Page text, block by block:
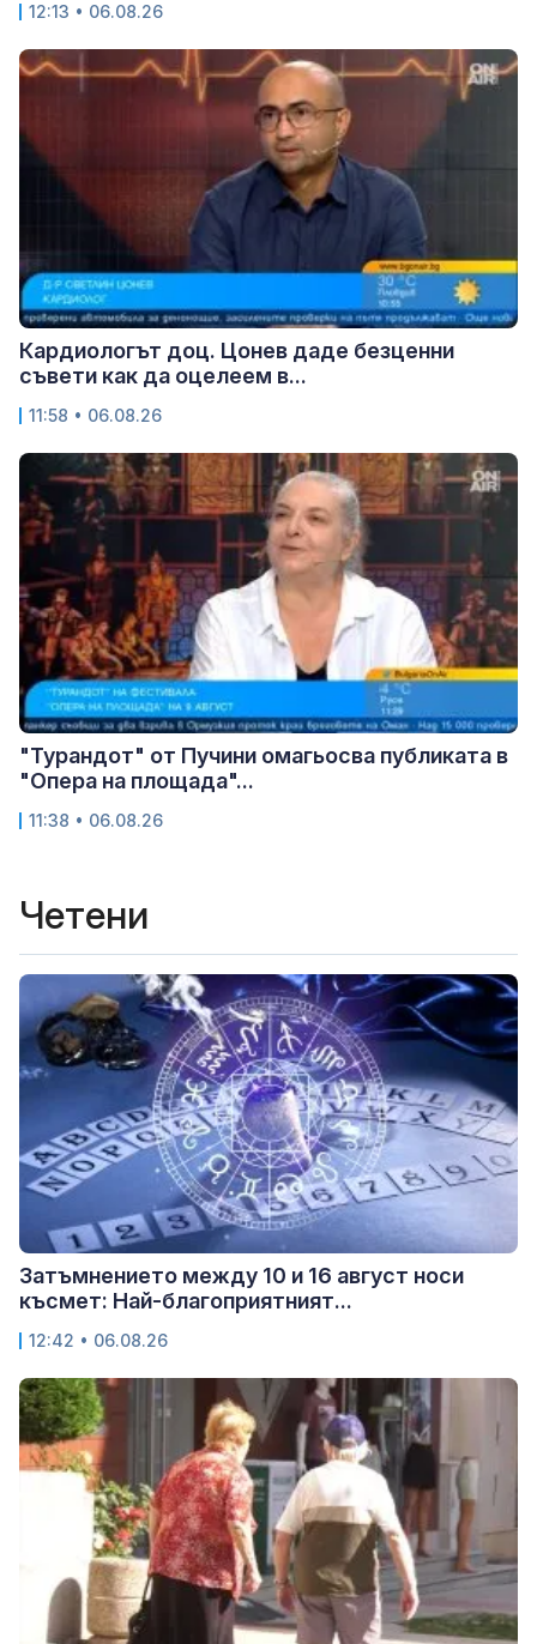
12:13 • 06.08.26
Кардиологът доц. Цонев даде безценни
съвети как да оцелеем в...
11:58 • 06.08.26
"Турандот" от Пучини омагьосва публиката в
"Опера на площада"...
11:38 • 06.08.26
Четени
Затъмнението между 10 и 16 август носи
късмет: Най-благоприятният...
12:42 • 06.08.26